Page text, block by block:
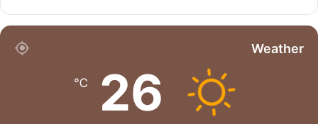
Weather
26
℃